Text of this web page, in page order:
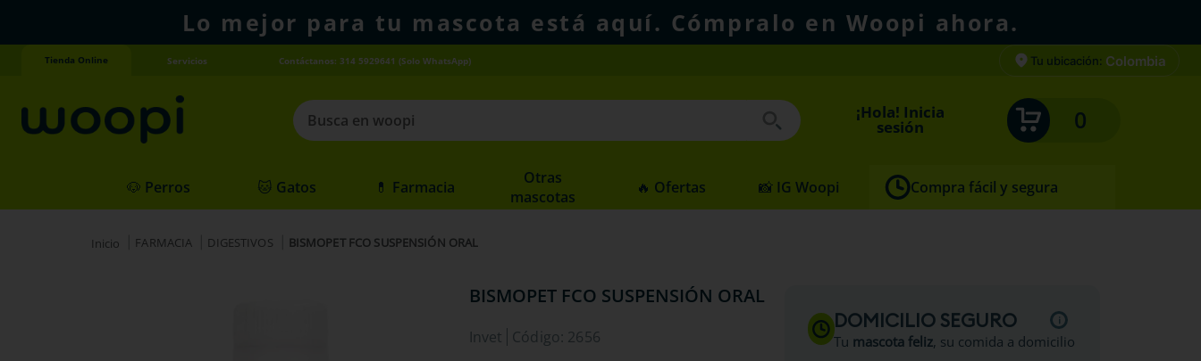
Lo mejor para tu mascota está aquí. Cómpralo en Woopi ahora.
Tienda Online Servicios Contáctanos: 314 5929641 (Solo WhatsApp) Tu ubicación: Colombia
Busca en woopi
1
agility gold
¡Hola! Inicia
sesión 0
🐶 Perros 🐱 Gatos 💊 Farmacia
Otras
mascotas
🔥 Ofertas 📸 IG Woopi Compra fácil y segura
FARMACIA DIGESTIVOS BISMOPET FCO SUSPENSIÓN ORAL
BISMOPET FCO SUSPENSIÓN ORAL
Invet Código: 2656
DOMICILIO SEGURO
Tu mascota feliz, su comida a domicilio